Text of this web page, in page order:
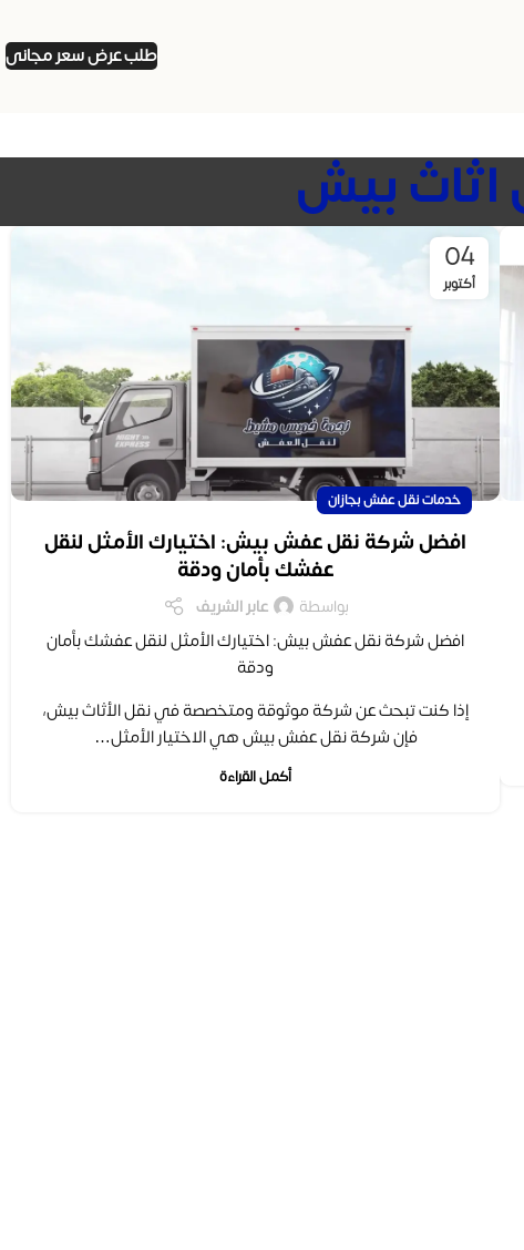
طلب عرض سعر مجانى
04
أكتوبر
خدمات نقل عفش بجازان
افضل شركة نقل عفش بيش: اختيارك الأمثل لنقل
عفشك بأمان ودقة
بواسطة عابر الشريف
افضل شركة نقل عفش بيش: اختيارك الأمثل لنقل عفشك بأمان
ودقة
إذا كنت تبحث عن شركة موثوقة ومتخصصة في نقل الأثاث بيش،
فإن شركة نقل عفش بيش هي الاختيار الأمثل…
أكمل القراءة